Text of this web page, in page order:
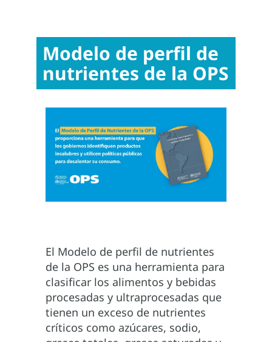
Modelo de perfil de
nutrientes de la OPS
El Modelo de perfil de nutrientes
de la OPS es una herramienta para
clasificar los alimentos y bebidas
procesadas ​​y ultraprocesadas ​​que
tienen un exceso de nutrientes
críticos como azúcares, sodio,